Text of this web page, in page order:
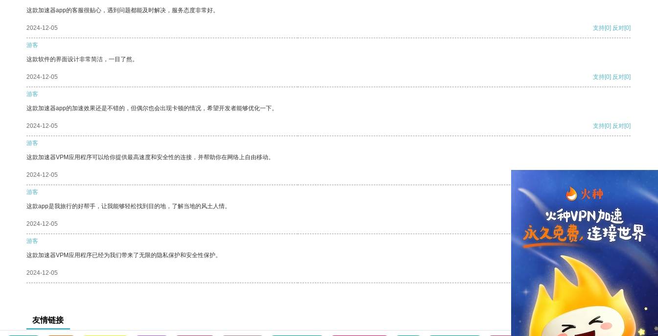
这款加速器app的客服很贴心，遇到问题都能及时解决，服务态度非常好。
2024-12-05 支持[0] 反对[0]
游客
这款软件的界面设计非常简洁，一目了然。
2024-12-05 支持[0] 反对[0]
游客
这款加速器app的加速效果还是不错的，但偶尔也会出现卡顿的情况，希望开发者能够优化一下。
2024-12-05 支持[0] 反对[0]
游客
这款加速器VPM应用程序可以给你提供最高速度和安全性的连接，并帮助你在网络上自由移动。
2024-12-05
游客
这款app是我旅行的好帮手，让我能够轻松找到目的地，了解当地的风土人情。
2024-12-05 支持 [0] 反对 [0]
游客
这款加速器VPM应用程序已经为我们带来了无限的隐私保护和安全性保护。
2024-12-05 支持
友情链接